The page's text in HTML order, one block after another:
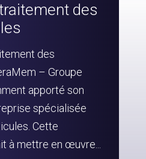
des
des
– Groupe
apporté son
spécialisée
Cette
à mettre en œuvre...